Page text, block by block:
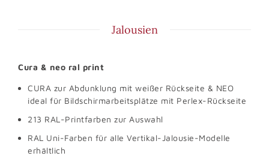
Jalousien
Cura & neo ral print
CURA zur Abdunklung mit weißer Rückseite & NEO
ideal für Bildschirmarbeitsplätze mit Perlex-Rückseite
213 RAL-Printfarben zur Auswahl
RAL Uni-Farben für alle Vertikal-Jalousie-Modelle
erhältlich